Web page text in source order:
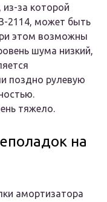
за которой
2114, может быть
этом возможны
шума низкий,
поздно рулевую
тяжело.
на
амортизатора